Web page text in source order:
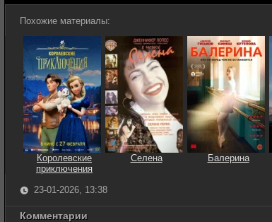
Похожие материалы:
Королевские
приключения
Селена Балерина
23-01-2026, 13:38
Комментарии